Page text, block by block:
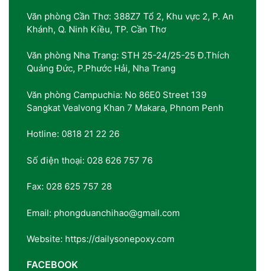
Văn phòng Cần Thơ: 388Z7 Tổ 2, Khu vực 2, P. An
Khánh, Q. Ninh Kiều, TP. Cần Thơ
Văn phòng Nha Trang: STH 25-24/25-25 Đ.Thích
Quảng Đức, P.Phước Hải, Nha Trang
Văn phòng Campuchia: No 86E0 Street 139
Sangkat Vealvong Khan 7 Makara, Phnom Penh
Hotline: 0818 21 22 26
Số điện thoại: 028 626 757 76
Fax: 028 625 757 28
Email: phongduanchihao@gmail.com
Website: https://dailysonepoxy.com
FACEBOOK